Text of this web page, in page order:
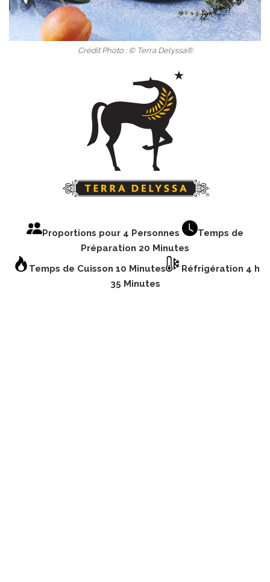
Crédit Photo : © Terra Delyssa®
Proportions pour 4 Personnes
Temps de
Préparation 20 Minutes
Temps de Cuisson 10 Minutes
Réfrigération 4 h
35 Minutes